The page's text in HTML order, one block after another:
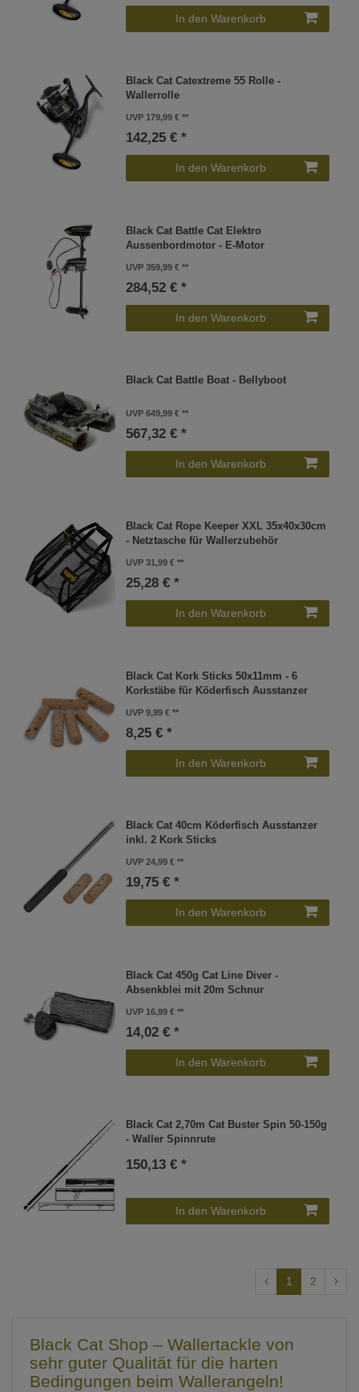
In den Warenkorb
Black Cat Catextreme 55 Rolle -
Wallerrolle
UVP 179,99 €
142,25 € *
In den Warenkorb
Black Cat Battle Cat Elektro
Aussenbordmotor - E-Motor
UVP 359,99 €
284,52 € *
In den Warenkorb
Black Cat Battle Boat - Bellyboot
UVP 649,99 €
567,32 € *
In den Warenkorb
Black Cat Rope Keeper XXL 35x40x30cm
- Netztasche für Wallerzubehör
UVP 31,99 €
25,28 € *
In den Warenkorb
Black Cat Kork Sticks 50x11mm - 6
Korkstäbe für Köderfisch Ausstanzer
UVP 9,99 €
8,25 € *
In den Warenkorb
Black Cat 40cm Köderfisch Ausstanzer
inkl. 2 Kork Sticks
UVP 24,99 €
19,75 € *
In den Warenkorb
Black Cat 450g Cat Line Diver -
Absenkblei mit 20m Schnur
UVP 16,99 €
14,02 € *
In den Warenkorb
Black Cat 2,70m Cat Buster Spin 50-150g
- Waller Spinnrute
150,13 € *
In den Warenkorb
1 2
Black Cat Shop – Wallertackle von
sehr guter Qualität für die harten
Bedingungen beim Wallerangeln!